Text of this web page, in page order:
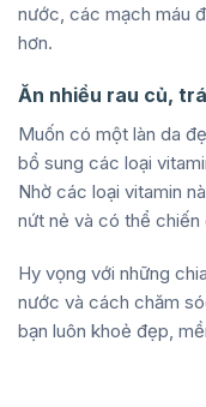
nước, các mạch máu
hơn.
Ăn nhiều rau củ,
Muốn có một làn da
bổ sung các loại
Nhờ các loại vitamin
nứt nẻ và có thể chiến
Hy vọng với những
nước và cách chăm
bạn luôn khoẻ đẹp,